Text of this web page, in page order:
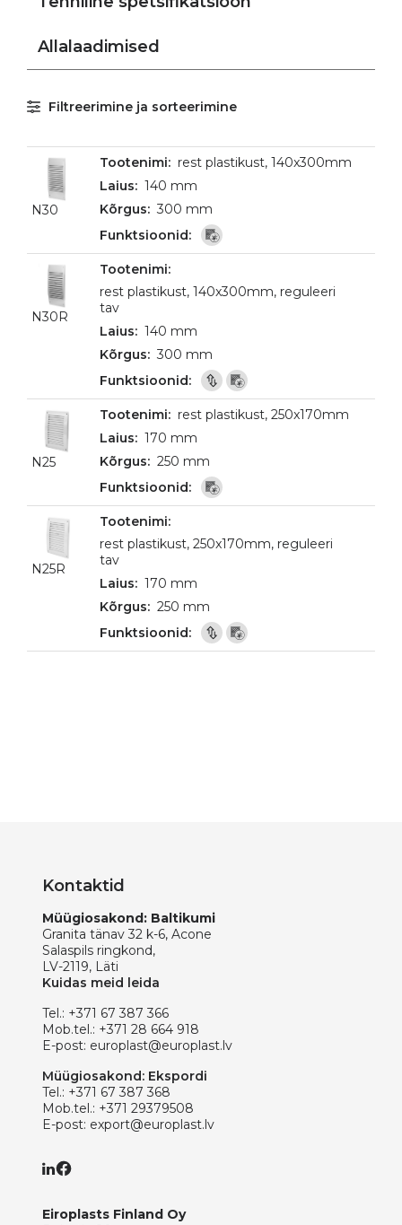
Allalaadimised
Filtreerimine ja sorteerimine
N30
rest plastikust, 140x300mm
140 mm
300 mm
N30R
rest plastikust, 140x300mm, reguleeri
tav
140 mm
300 mm
N25
rest plastikust, 250x170mm
170 mm
250 mm
N25R
rest plastikust, 250x170mm, reguleeri
tav
170 mm
250 mm
Kontaktid
Müügiosakond: Baltikumi
Granita tänav 32 k-6, Acone
Salaspils ringkond,
LV-2119, Läti
Kuidas meid leida
Tel.: +371 67 387 366
Mob.tel.: +371 28 664 918
E-post: europlast@europlast.lv
Müügiosakond: Ekspordi
Tel.: +371 67 387 368
Mob.tel.: +371 29379508
E-post: export@europlast.lv
Eiroplasts Finland Oy